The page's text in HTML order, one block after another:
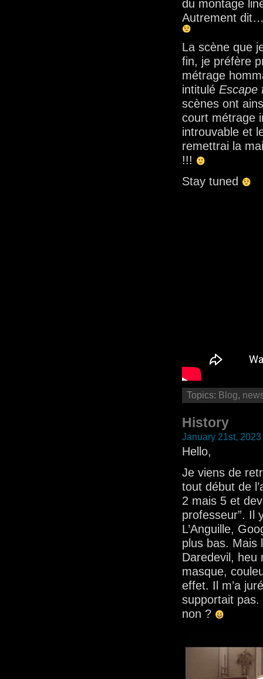
du montage
Autrement dit…
La scène que
fin, je préfère
métrage
intitulé Escape
scènes ont
court métrage
introuvable et
remettrai la
!!!
Stay tuned
Topics: Blog,
History
January 21st, 2023
Hello,
Je viens de
tout début de
2 mais 5 et
professeur”. Il
L’Anguille,
plus bas. Mais
Daredevil, heu
masque,
effet. Il m’a
supportait pas.
non ?